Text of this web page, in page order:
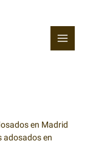
en Madrid
adosados en